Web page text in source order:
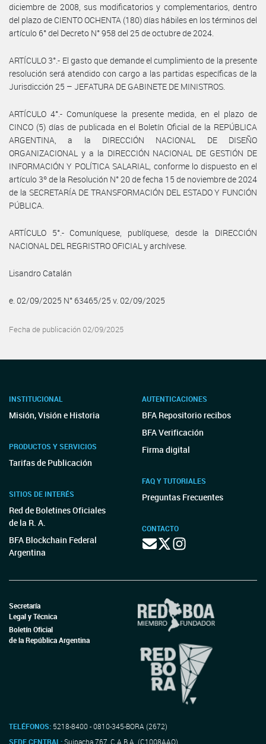
diciembre de 2008, sus modificatorios y complementarios, dentro
del plazo de CIENTO OCHENTA (180) días hábiles en los términos del
artículo 6° del Decreto N° 958 del 25 de octubre de 2024.
ARTÍCULO 3°.- El gasto que demande el cumplimiento de la presente
resolución será atendido con cargo a las partidas específicas de la
Jurisdicción 25 – JEFATURA DE GABINETE DE MINISTROS.
ARTÍCULO 4°.- Comuníquese la presente medida, en el plazo de
CINCO (5) días de publicada en el Boletín Oficial de la REPÚBLICA
ARGENTINA, a la DIRECCIÓN NACIONAL DE DISEÑO
ORGANIZACIONAL y a la DIRECCIÓN NACIONAL DE GESTIÓN DE
INFORMACIÓN Y POLÍTICA SALARIAL, conforme lo dispuesto en el
artículo 3º de la Resolución N° 20 de fecha 15 de noviembre de 2024
de la SECRETARÍA DE TRANSFORMACIÓN DEL ESTADO Y FUNCIÓN
PÚBLICA.
ARTÍCULO 5°.- Comuníquese, publíquese, desde la DIRECCIÓN
NACIONAL DEL REGRISTRO OFICIAL y archívese.
Lisandro Catalán
e. 02/09/2025 N° 63465/25 v. 02/09/2025
Fecha de publicación 02/09/2025
INSTITUCIONAL
Misión, Visión e Historia
PRODUCTOS Y SERVICIOS
Tarifas de Publicación
SITIOS DE INTERÉS
Red de Boletines Oficiales
de la R. A.
BFA Blockchain Federal
Argentina
AUTENTICACIONES
BFA Repositorio recibos
BFA Verificación
Firma digital
FAQ Y TUTORIALES
Preguntas Frecuentes
CONTACTO
Secretaría
Legal y Técnica
Boletín Oficial
de la República Argentina
TELÉFONOS: 5218-8400 - 0810-345-BORA (2672)
SEDE CENTRAL:Suipacha 767, C.A.B.A. (C1008AAO)